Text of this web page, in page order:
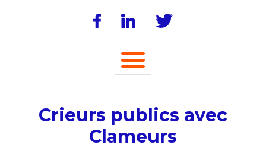
Crieurs publics avec
Clameurs